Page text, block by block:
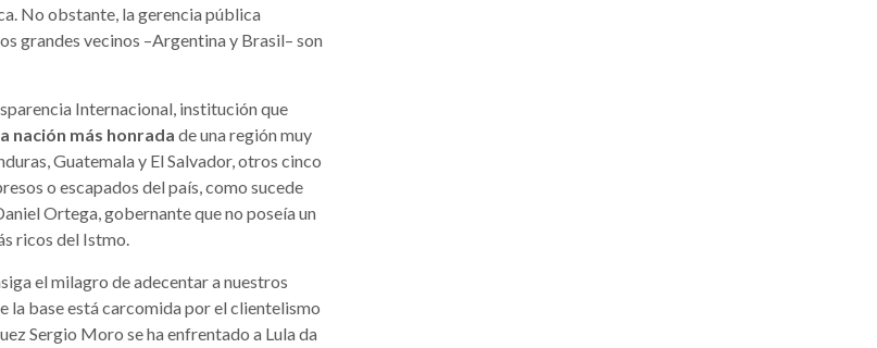
No obstante, la gerencia pública
grandes vecinos –Argentina y Brasil– son
Internacional, institución que
nación más honrada de una región muy
Guatemala y El Salvador, otros cinco
o escapados del país, como sucede
Ortega, gobernante que no poseía un
ricos del Istmo.
el milagro de adecentar a nuestros
la base está carcomida por el clientelismo
Sergio Moro se ha enfrentado a Lula da